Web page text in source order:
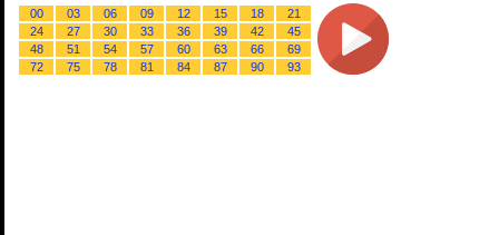
00 03 06 09 12 15 18
21
24
27 30 33 36 39 42
45
48
51 54 57 60 63 66
69
72
75 78 81 84 87 90 93